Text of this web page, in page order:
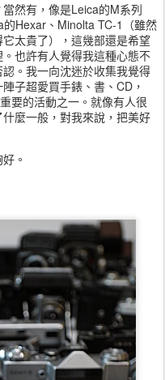
然有，像是Leica的M系列
的Hexar、Minolta TC-1（雖然
太貴了），這幾部還是希望
也許有人覺得我這種心態不
。我一向沈迷於收集我覺得
子超愛買手錶、書、CD，
要的活動之一。就像有人很
麼一般，對我來說，把美好
。